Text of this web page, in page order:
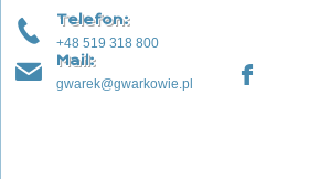
Telefon:
+48 519 318 800
Mail:
gwarek@gwarkowie.pl